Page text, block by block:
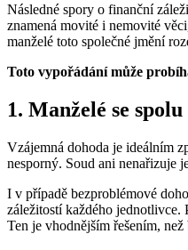
Následné spory o finanční
znamená movité i nemovité
manželé toto společné jmění
Toto vypořádání může
1. Manželé se
Vzájemná dohoda je ideálním
nesporný. Soud ani nenařizuje
I v případě bezproblémové
záležitostí každého jednotlivce.
Ten je vhodnějším řešením,